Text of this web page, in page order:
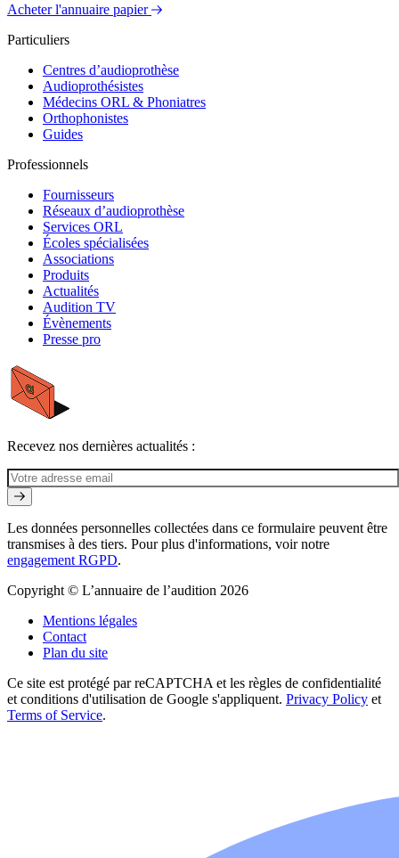
Acheter l'annuaire papier
Particuliers
Centres d’audioprothèse
Audioprothésistes
Médecins ORL & Phoniatres
Orthophonistes
Guides
Professionnels
Fournisseurs
Réseaux d’audioprothèse
Services ORL
Écoles spécialisées
Associations
Produits
Actualités
Audition TV
Évènements
Presse pro
Recevez nos dernières actualités :
Les données personnelles collectées dans ce formulaire peuvent être
transmises à des tiers. Pour plus d'informations, voir notre
engagement RGPD.
Copyright © L’annuaire de l’audition 2026
Mentions légales
Contact
Plan du site
Ce site est protégé par reCAPTCHA et les règles de confidentialité
et conditions d'utilisation de Google s'appliquent. Privacy Policy et
Terms of Service.